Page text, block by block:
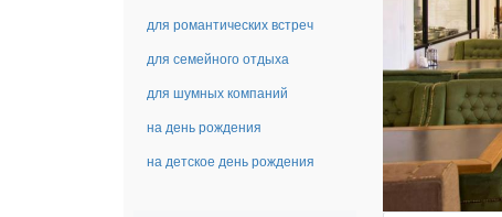
для романтических встреч
для семейного отдыха
для шумных компаний
на день рождения
на детское день рождения